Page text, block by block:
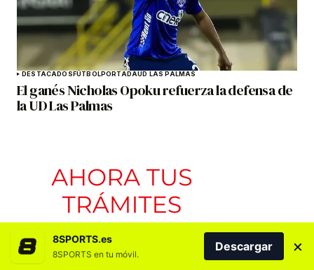
DESTACADOSFÚTBOLPORTADAUD LAS PALMAS
El ganés Nicholas Opoku refuerza la defensa de
la UD Las Palmas
8SPORTS.es
8SPORTS en tu móvil.
Descargar ×